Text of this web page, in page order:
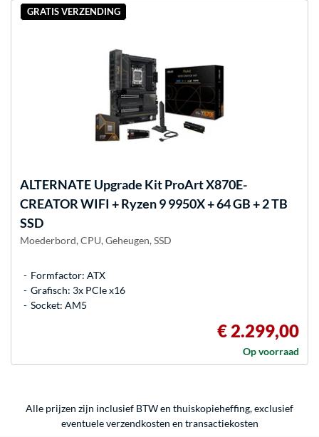
GRATIS VERZENDING
ALTERNATE Upgrade Kit ProArt X870E-
CREATOR WIFI + Ryzen 9 9950X + 64 GB + 2 TB
SSD
Moederbord, CPU, Geheugen, SSD
Formfactor: ATX
Grafisch: 3x PCIe x16
Socket: AM5
€ 2.299,00
Op voorraad
Alle prijzen zijn inclusief BTW en thuiskopieheffing, exclusief
eventueleverzendkosten en transactiekosten